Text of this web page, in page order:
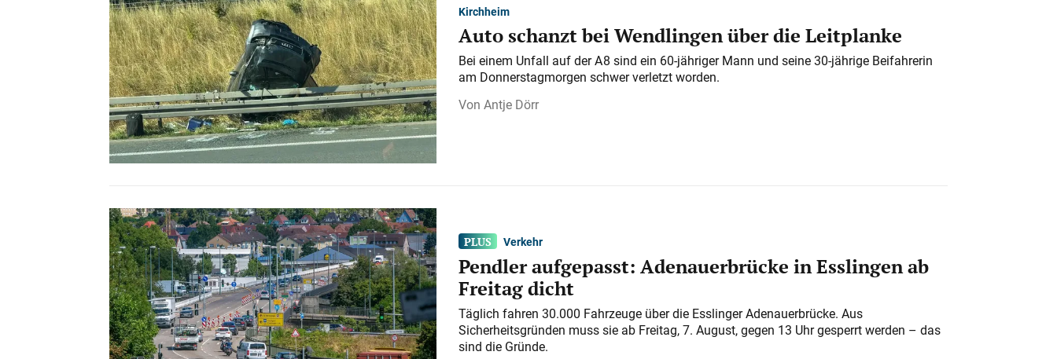
Kirchheim
Auto schanzt bei Wendlingen über die Leitplanke
Bei einem Unfall auf der A 8 sind ein 60-jähriger Mann und seine 30-jährige Beifahrerin
am Donnerstagmorgen schwer verletzt worden.
Antje Dörr
Verkehr
Pendler aufgepasst: Adenauerbrücke in Esslingen ab
Freitag dicht
Täglich fahren 30.000 Fahrzeuge über die Esslinger Adenauerbrücke. Aus
Sicherheitsgründen muss sie ab Freitag, 7. August, gegen 13 Uhr gesperrt werden – das
sind die Gründe.